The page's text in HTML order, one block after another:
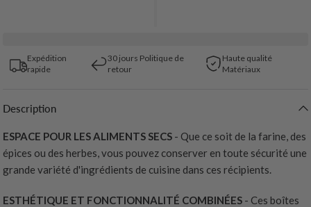
Expédition
rapide
30 jours Politique de
retour
Haute qualité
Matériaux
Description
ESPACE POUR LES ALIMENTS SECS - Que ce soit de la farine, des
épices ou des herbes, vous pouvez conserver en toute sécurité une
grande variété d'ingrédients de cuisine dans ces récipients.
ESTHÉTIQUE ET FONCTIONNALITÉ COMBINÉES - Ces boîtes